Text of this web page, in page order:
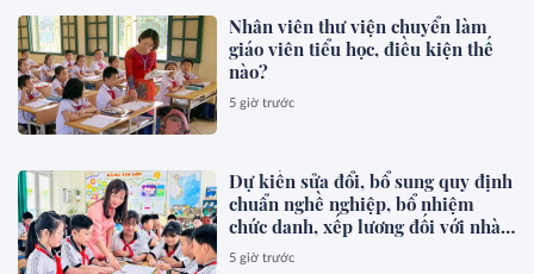
Nhân viên thư viện chuyển làm
giáo viên tiểu học, điều kiện thế
nào?
5 giờ trước
Dự kiến sửa đổi, bổ sung quy định
chuẩn nghề nghiệp, bổ nhiệm
chức danh, xếp lương đối với nhà
giáo
5 giờ trước